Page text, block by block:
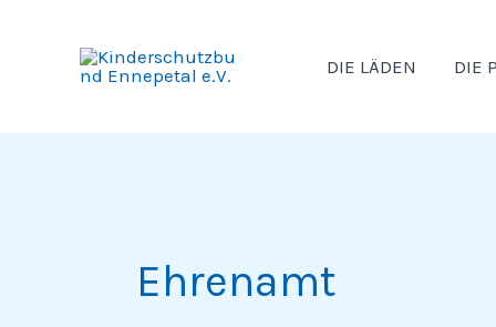
DIE LÄDEN DIE
Ehrenamt